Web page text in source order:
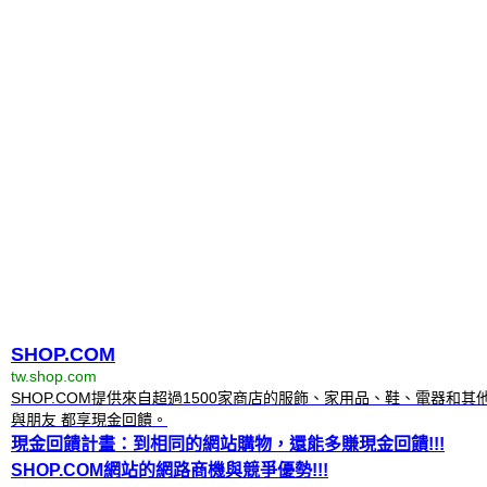
SHOP.COM
tw.shop.com
SHOP.COM提供來自超過1500家商店的服飾、家用品、鞋、電器和其
與朋友 都享現金回饋。
現金回饋計畫：到相同的網站購物，還能多賺現金回饋!!!
SHOP.COM網站的網路商機與競爭優勢!!!